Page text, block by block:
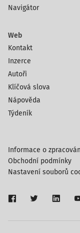
Navigátor
Web
Kontakt
Inzerce
Autoři
Klíčová slova
Nápověda
Týdeník
Informace o
Obchodní podmínky
Nastavení souborů